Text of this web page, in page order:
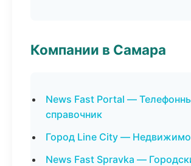
Компании в Самара
News Fast Portal —
справочник
Город Line City —
News Fast Spravka —